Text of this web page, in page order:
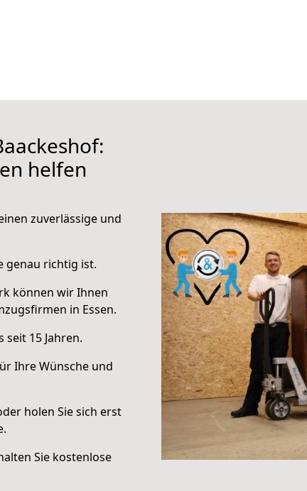
helfen
zuverlässige und
genau richtig ist.
können wir Ihnen
in Essen.
15 Jahren.
Ihre Wünsche und
holen Sie sich erst
Sie kostenlose